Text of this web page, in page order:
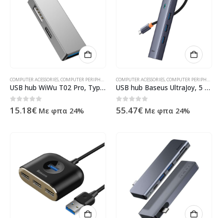
COMPUTER ACESSORIES,COMPUTER PERIPHERALS USB HUB,ΠΡΟΪΌΝΤΑ ΠΛΗΡΟΦΟΡΙΚΉΣ - ΚΙΝΗΤΉΣ
USB hub WiWu T02 Pro, Type-C, 3 Ports, USB 3.0, Gray – 17755
0 out of 5
15.18€ Με φπα 24%
COMPUTER ACESSORIES,COMPUTER PERIPHERALS
USB hub Baseus UltraJoy, 5 Port, Type-C to 3xUSB 3.0, RJ45, PD, Gray – 12071
0out of 5
55.47€ Με φπα 24%